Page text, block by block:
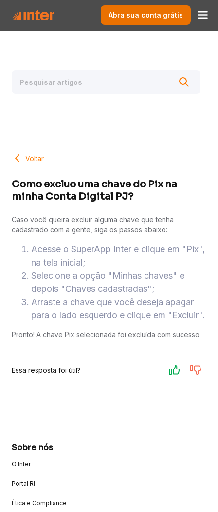
Abra sua conta grátis
Voltar
Como excluo uma chave do Pix na
minha Conta Digital PJ?
Caso você queira excluir alguma chave que tenha
cadastrado com a gente, siga os passos abaixo:
Acesse o SuperApp Inter e clique em "Pix",
na tela inicial;
Selecione a opção "Minhas chaves" e
depois "Chaves cadastradas";
Arraste a chave que você deseja apagar
para o lado esquerdo e clique em "Excluir".
Pronto! A chave Pix selecionada foi excluída com sucesso.
Essa resposta foi útil?
Sobre nós
O Inter
Portal RI
Ética e Compliance